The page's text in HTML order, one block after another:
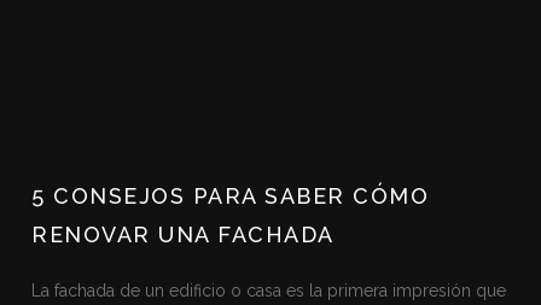
5 CONSEJOS PARA SABER CÓMO
RENOVAR UNA FACHADA
La fachada de un edificio o casa es la primera impresión que